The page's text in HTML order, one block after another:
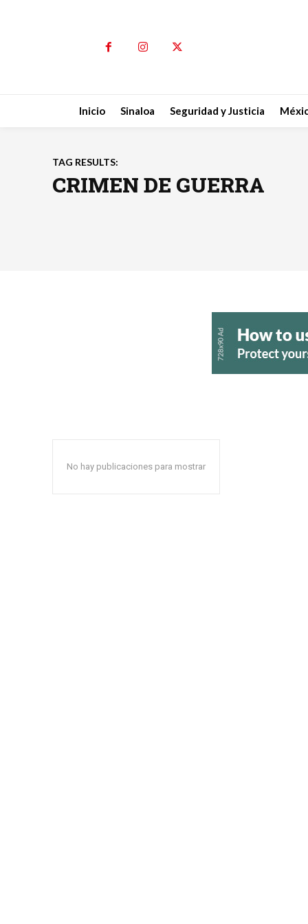
Inicio Sinaloa Seguridad y Justicia
TAG RESULTS:
CRIMEN DE GUERRA
No hay publicaciones para mostrar